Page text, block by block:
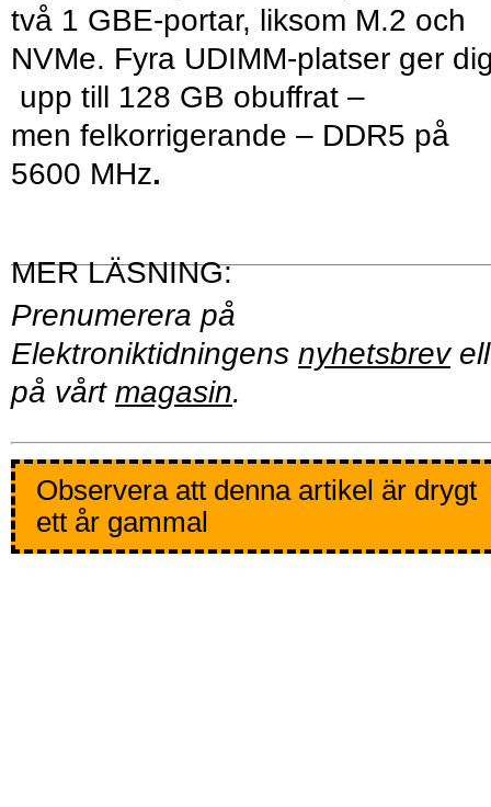
två 1 GBE-portar, liksom M.2 och
NVMe. Fyra UDIMM-platser ger
upp till 128 GB obuffrat –
men felkorrigerande – DDR5 på
5600 MHz.
Prenumerera på
Elektroniktidningens nyhetsbrev
på vårt magasin.
Observera att denna artikel är drygt
ett år gammal